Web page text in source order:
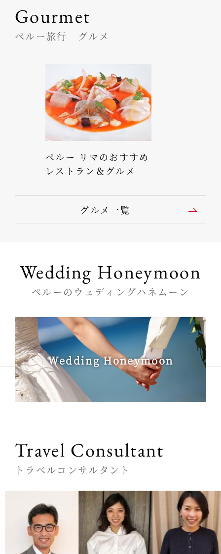
Gourmet
ペルー旅行 グルメ
ペルー リマのおすすめ
レストラン＆グルメ
グルメ一覧
Wedding Honeymoon
ペルーのウェディングハネムーン
Wedding Honeymoon
Travel Consultant
トラベルコンサルタント